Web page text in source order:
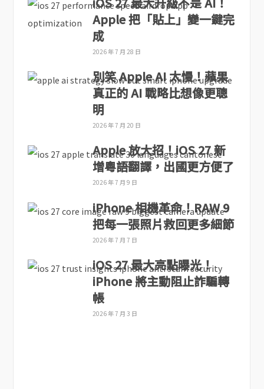
Apple 把「貼上」變一鍵完
成
2026 年 7 月 28 日
別笑 Apple AI 太慢！蘋果
真正的 AI 戰略比想像更聰
明
2026 年 7 月 20 日
Apple 放大招！iOS 27 新
增粵語翻譯，出國更方便了
2026 年 7 月 9 日
iPhone 相機革命！RAW 9
把每一張照片救回更多細節
2026 年 7 月 7 日
iOS 27 最大亮點曝光！
iPhone 將主動阻止詐騙轉
帳
2026 年 7 月 3 日